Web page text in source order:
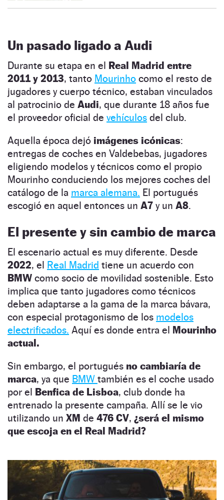
Un pasado ligado a Audi
Durante su etapa en el Real Madrid entre
2011 y 2013, tanto Mourinho como el resto de
jugadores y cuerpo técnico, estaban vinculados
al patrocinio de Audi, que durante 18 años fue
el proveedor oficial de vehículos del club.
Aquella época dejó imágenes icónicas:
entregas de coches en Valdebebas, jugadores
eligiendo modelos y técnicos como el propio
Mourinho conduciendo los mejores coches del
catálogo de la marca alemana. El portugués
escogió en aquel entonces un A7 y un A8.
El presente y sin cambio de marca
El escenario actual es muy diferente. Desde
2022, el Real Madrid tiene un acuerdo con
BMW como socio de movilidad sostenible. Esto
implica que tanto jugadores como técnicos
deben adaptarse a la gama de la marca bávara,
con especial protagonismo de los modelos
electrificados. Aquí es donde entra el Mourinho
actual.
Sin embargo, el portugués no cambiaría de
marca, ya que BMW también es el coche usado
por el Benfica de Lisboa, club donde ha
entrenado la presente campaña. Allí se le vio
utilizando un XM de 476 CV, ¿será el mismo
que escoja en el Real Madrid?